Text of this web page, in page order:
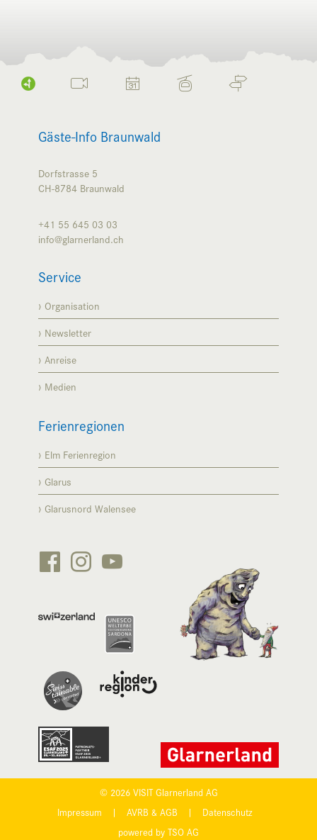
Gäste-Info Braunwald
Dorfstrasse 5
CH-8784 Braunwald
+41 55 645 03 03
info@glarnerland.ch
Service
Organisation
Newsletter
Anreise
Medien
Ferienregionen
Elm Ferienregion
Glarus
Glarusnord Walensee

 
© 2026 VISIT Glarnerland AG
Impressum
| AVRB & AGB |
Datenschutz
powered by TSO AG